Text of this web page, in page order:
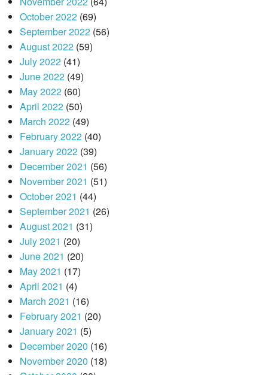
October 2022(69)
September 2022(56)
August 2022(59)
July 2022(41)
June 2022(49)
May 2022(60)
April 2022(50)
March 2022(49)
February 2022(40)
January 2022(39)
December 2021 (56)
November 2021 (51)
October 2021 (44)
September 2021 (26)
August 2021 (31)
July 2021 (20)
June 2021 (20)
May 2021 (17)
April 2021 (4)
March 2021 (16)
February 2021 (20)
January 2021 (5)
December 2020 (16)
November 2020 (18)